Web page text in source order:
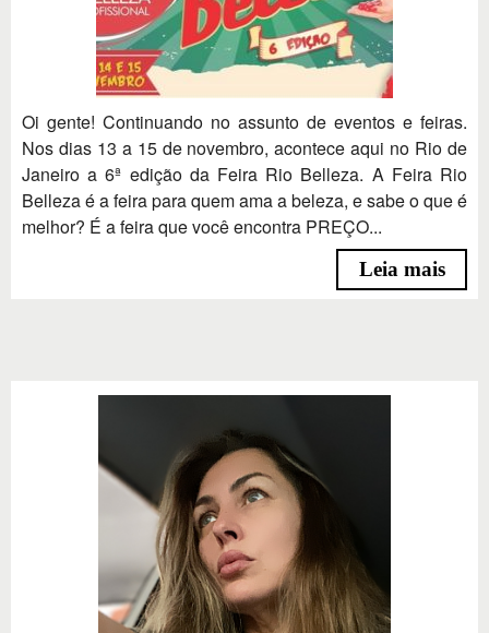
Oi gente! Continuando no assunto de eventos e feiras.
Nos dias 13 a 15 de novembro, acontece aqui no Rio de
Janeiro a 6ª edição da Feira Rio Belleza. A Feira Rio
Belleza é a feira para quem ama a beleza, e sabe o que é
melhor? É a feira que você encontra PREÇO...
Leia mais